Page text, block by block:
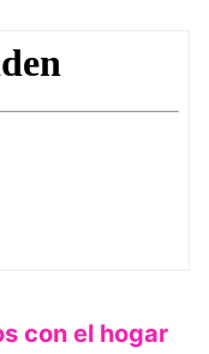
con el hogar